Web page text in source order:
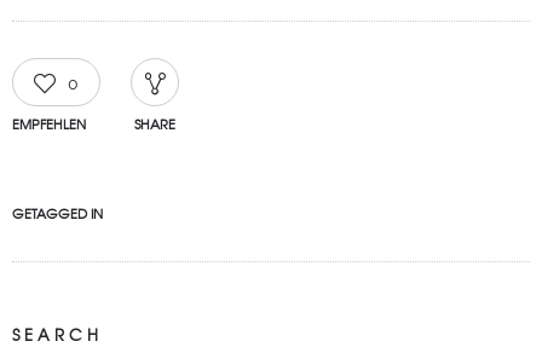
0
EMPFEHLEN SHARE
GETAGGED IN
SEARCH